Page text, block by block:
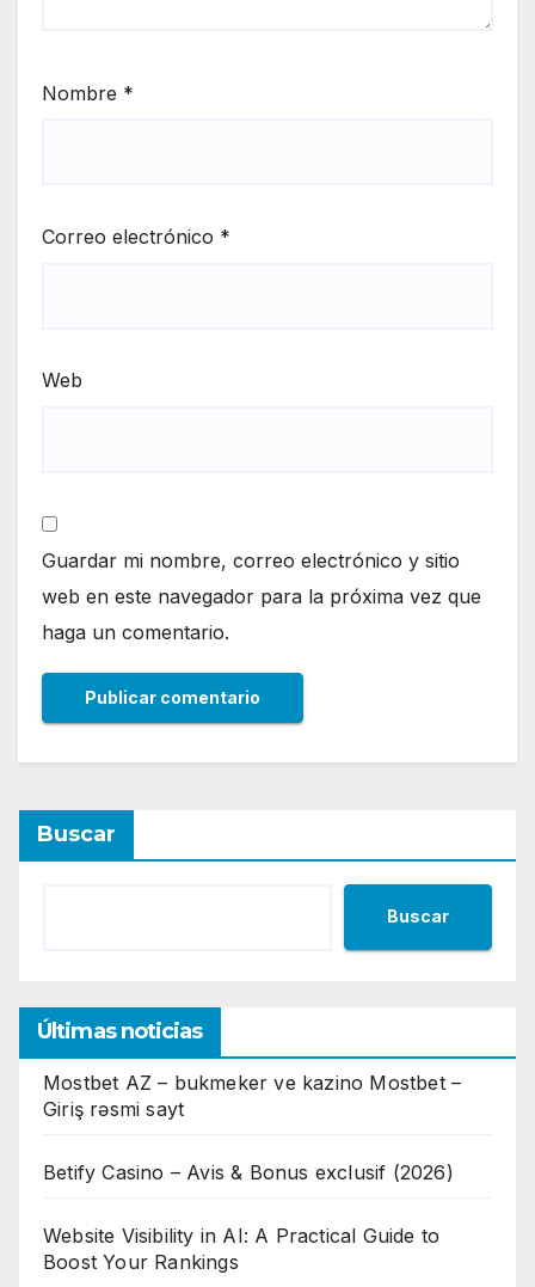
Nombre *
Correo electrónico *
Web
Guardar mi nombre, correo electrónico y sitio
web en este navegador para la próxima vez que
haga un comentario.
Buscar
Buscar
Últimas noticias
Mostbet AZ – bukmeker ve kazino Mostbet –
Giriş rəsmi sayt
Betify Casino – Avis & Bonus exclusif (2026)
Website Visibility in AI: A Practical Guide to
Boost Your Rankings